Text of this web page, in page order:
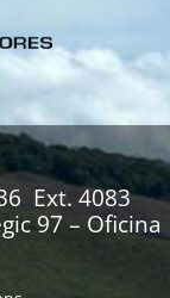
Ext. 4083
97 – Oficina